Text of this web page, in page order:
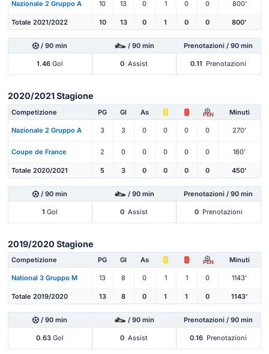
Nazionale 2 Gruppo A 10 13 0 1 0 0 800'
Totale 2021/2022 10 13 0 1 0 0 800'
/ 90 min / 90 min Prenotazioni / 90 min
1.46 Gol 0 Assist 0.11 Prenotazioni
2020/2021 Stagione
Competizione PG Gl As PEN Minuti
Nazionale 2 Gruppo A 3 3 0 0 0 0 270'
Coupe de France 2 0 0 0 0 0 180'
Totale 2020/2021 5 3 0 0 0 0 450'
/ 90 min / 90 min Prenotazioni / 90 min
1 Gol 0 Assist 0 Prenotazioni
2019/2020 Stagione
Competizione PG Gl As PEN Minuti
National 3 Gruppo M 13 8 0 1 1 0 1143'
Totale 2019/2020 13 8 0 1 1 0 1143'
/ 90 min / 90 min Prenotazioni / 90 min
0.63 Gol 0 Assist 0.16 Prenotazioni